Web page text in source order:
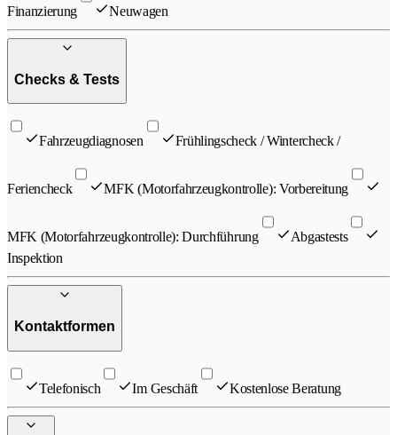
Finanzierung Neuwagen
Checks & Tests
Fahrzeugdiagnosen Frühlingscheck / Wintercheck /
Feriencheck MFK (Motorfahrzeugkontrolle): Vorbereitung
MFK (Motorfahrzeugkontrolle): Durchführung
Abgastests
Inspektion
Kontaktformen
Telefonisch Im Geschäft Kostenlose Beratung